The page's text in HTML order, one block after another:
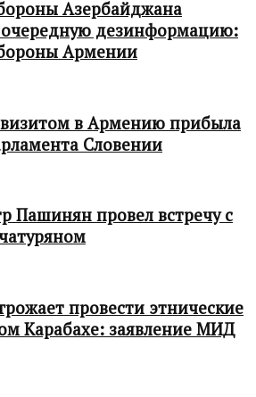
Азербайджана
очередную дезинформацию:
Армении
в Армению прибыла
Словении
Пашинян провел встречу с
провести этнические
Карабахе: заявление МИД